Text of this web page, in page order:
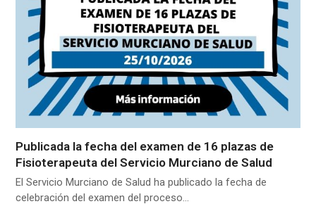
Publicada la fecha del examen de 16 plazas de
Fisioterapeuta del Servicio Murciano de Salud
El Servicio Murciano de Salud ha publicado la fecha de
celebración del examen del proceso…